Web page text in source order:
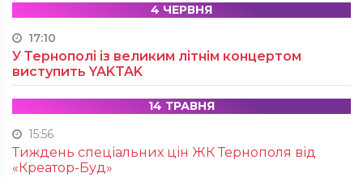
4 ЧЕРВНЯ
17:10
У Тернополі із великим літнім концертом
виступить YAKTAK
14 ТРАВНЯ
15:56
Тиждень спеціальних цін ЖК Тернополя від
«Креатор-Буд»